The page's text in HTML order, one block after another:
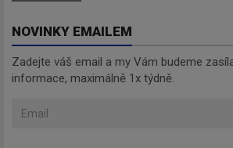
NOVINKY EMAILEM
Zadejte váš email a my Vám budeme
informace, maximálně 1x týdně.